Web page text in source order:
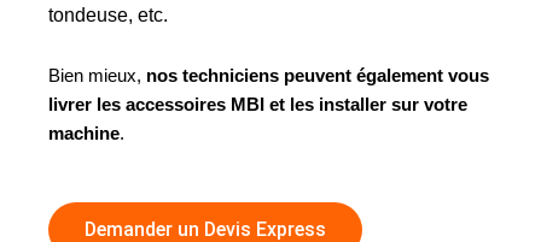
tondeuse, etc.
Bien mieux, nos techniciens peuvent également vous
livrer les accessoires MBI et les installer sur votre
machine.
Demander un Devis Express